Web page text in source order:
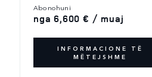
abonohuni
nga 6,600 € / muaj
INFORMACIONE TË
MËTEJSHME